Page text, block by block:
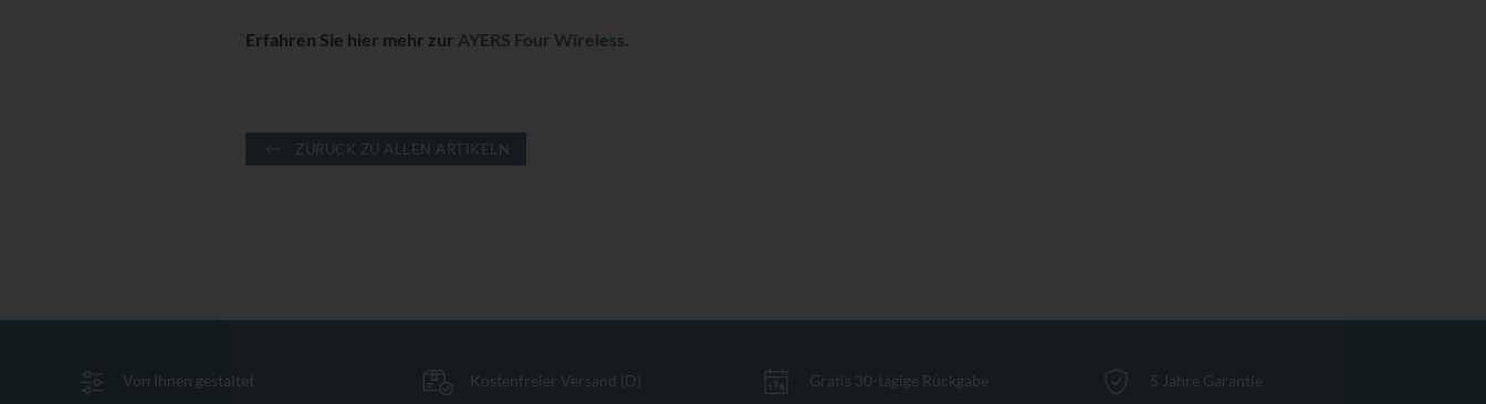
Erfahren Sie hier mehr zur AYERS Four Wireless.
ZURÜCK ZU ALLEN ARTIKELN
Von Ihnen gestaltet Kostenfreier Versand (D) Gratis 30-tägige Rückgabe 5 Jahre Garantie